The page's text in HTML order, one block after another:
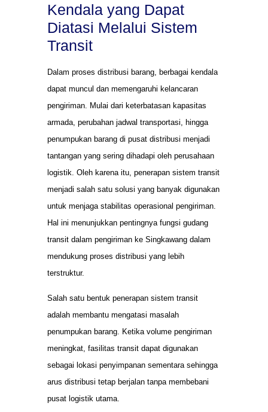
Kendala yang Dapat
Diatasi Melalui Sistem
Transit
Dalam proses distribusi barang, berbagai kendala
dapat muncul dan memengaruhi kelancaran
pengiriman. Mulai dari keterbatasan kapasitas
armada, perubahan jadwal transportasi, hingga
penumpukan barang di pusat distribusi menjadi
tantangan yang sering dihadapi oleh perusahaan
logistik. Oleh karena itu, penerapan sistem transit
menjadi salah satu solusi yang banyak digunakan
untuk menjaga stabilitas operasional pengiriman.
Hal ini menunjukkan pentingnya fungsi gudang
transit dalam pengiriman ke Singkawang dalam
mendukung proses distribusi yang lebih
terstruktur.
Salah satu bentuk penerapan sistem transit
adalah membantu mengatasi masalah
penumpukan barang. Ketika volume pengiriman
meningkat, fasilitas transit dapat digunakan
sebagai lokasi penyimpanan sementara sehingga
arus distribusi tetap berjalan tanpa membebani
pusat logistik utama.